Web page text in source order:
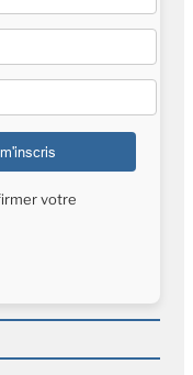
votre